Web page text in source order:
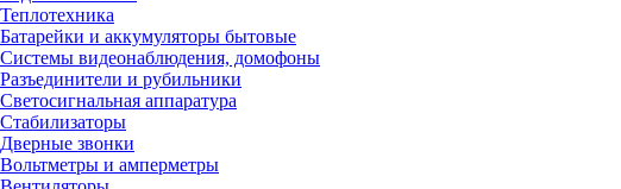
Теплотехника
Батарейки и аккумуляторы бытовые
Системы видеонаблюдения, домофоны
Разъединители и рубильники
Светосигнальная аппаратура
Стабилизаторы
Дверные звонки
Вольтметры и амперметры